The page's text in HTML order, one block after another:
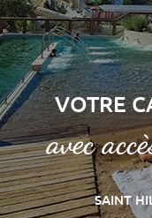
VOTRE
avec
SAINT